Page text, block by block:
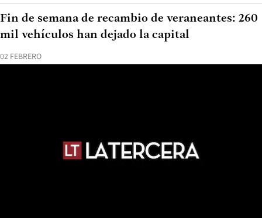
02 FEBRERO
Fin de semana de recambio de veraneantes: 260
mil vehículos han dejado la capital